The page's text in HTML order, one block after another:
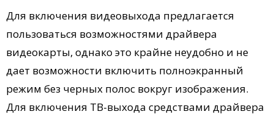
Для включения видеовыхода предлагается
пользоваться возможностями драйвера
видеокарты, однако это крайне неудобно и не
дает возможности включить полноэкранный
режим без черных полос вокруг изображения.
Для включения ТВ-выхода средствами драйвера